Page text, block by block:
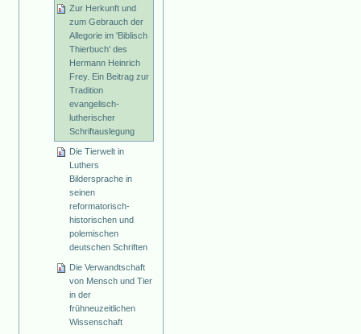
Zur Herkunft und
zum Gebrauch der
Allegorie im 'Biblisch
Thierbuch' des
Hermann Heinrich
Frey. Ein Beitrag zur
Tradition
evangelisch-
lutherischer
Schriftauslegung
Die Tierwelt in
Luthers
Bildersprache in
seinen
reformatorisch-
historischen und
polemischen
deutschen Schriften
Die Verwandtschaft
von Mensch und Tier
in der
frühneuzeitlichen
Wissenschaft